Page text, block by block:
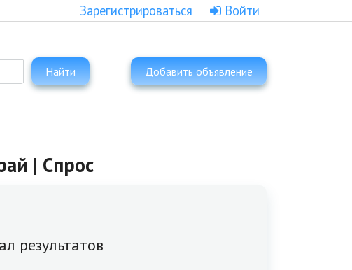
Зарегистрироваться Войти
Найти Добавить объявление
| Спрос
результатов